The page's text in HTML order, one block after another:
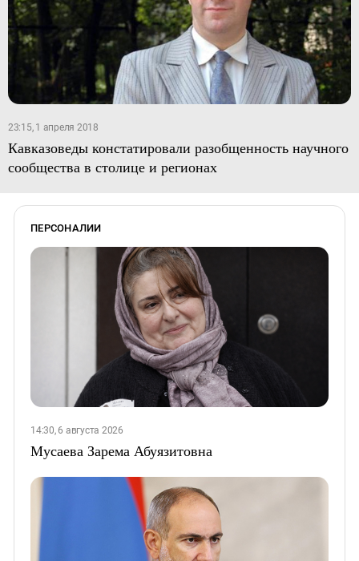
23:15, 1 апреля 2018
Кавказоведы констатировали разобщенность научного
сообщества в столице и регионах
ПЕРСОНАЛИИ
14:30, 6 августа 2026
Мусаева Зарема Абуязитовна